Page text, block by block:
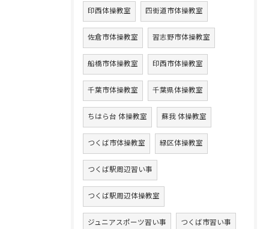
印西体操教室 四街道市体操教室
佐倉市体操教室 習志野市体操教室
船橋市体操教室 印西市体操教室
千葉市体操教室 千葉県体操教室
ちはら台 体操教室 蘇我 体操教室
つくば市体操教室 緑区体操教室
つくば駅周辺習い事
つくば駅周辺体操教室
ジュニアスポーツ習い事 つくば市習い事